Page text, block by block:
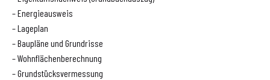
– Energieausweis
– Lageplan
– Baupläne und Grundrisse
– Wohnflächenberechnung
– Grundstücksvermessung